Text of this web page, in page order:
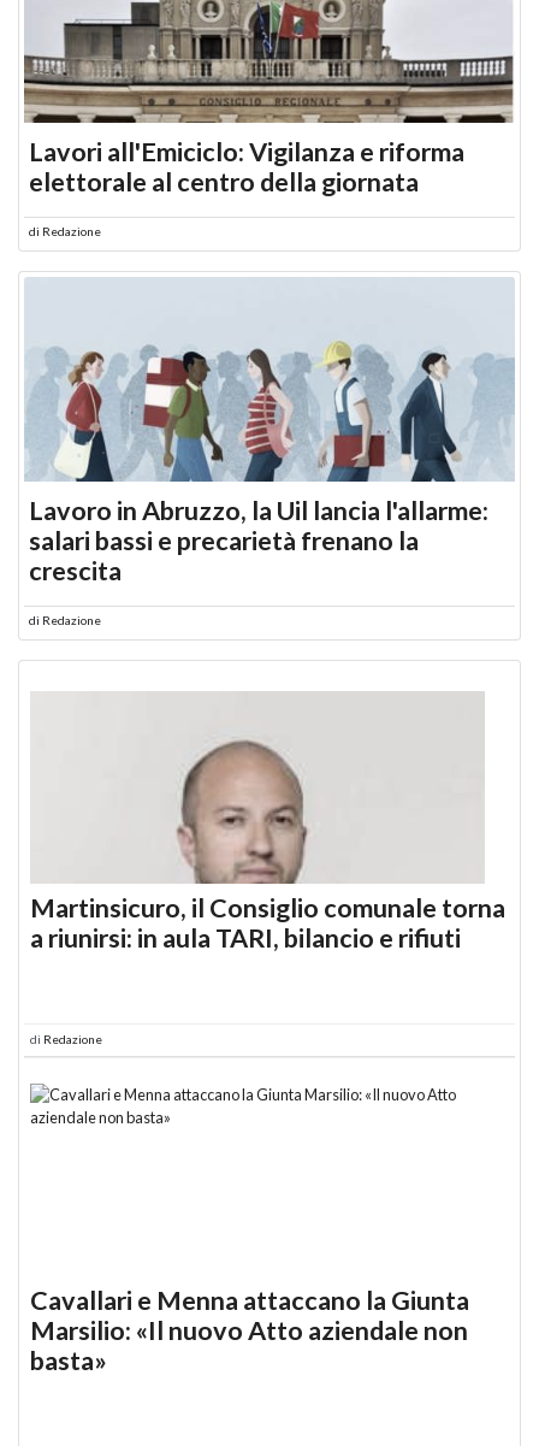
Lavori all'Emiciclo: Vigilanza e riforma
elettorale al centro della giornata
di Redazione
Lavoro in Abruzzo, la Uil lancia l'allarme:
salari bassi e precarietà frenano la
crescita
di Redazione
Martinsicuro, il Consiglio comunale torna
a riunirsi: in aula TARI, bilancio e rifiuti
di Redazione
Cavallari e Menna attaccano la Giunta
Marsilio: «Il nuovo Atto aziendale non
basta»